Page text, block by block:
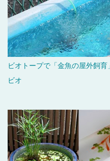
ビオトープで「金魚の屋外飼
ビオ